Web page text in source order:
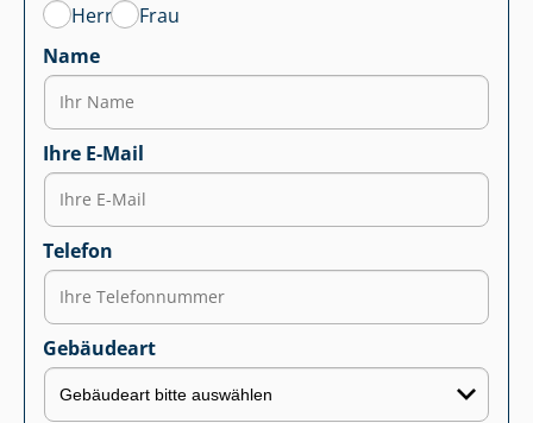
Herr
Frau
Name
Ihre E-Mail
Telefon
Gebäudeart